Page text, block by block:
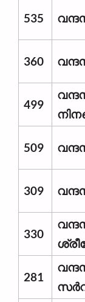
535
360
499
509
309
330
281